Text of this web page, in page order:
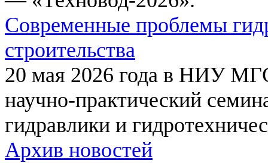
Современные проблемы
строительства
20 мая 2026 года в НИУ
научно-практический
гидравлики и
Архив новостей